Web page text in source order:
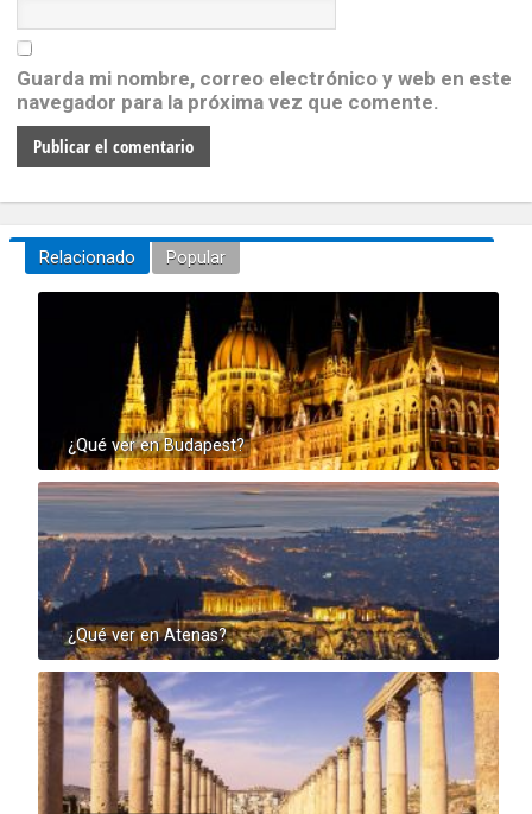
Guarda mi nombre, correo electrónico y web en este
navegador para la próxima vez que comente.
Relacionado Popular
¿Qué ver en Budapest?
¿Qué ver en Atenas?